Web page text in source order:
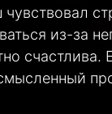
из-за
счастлива.